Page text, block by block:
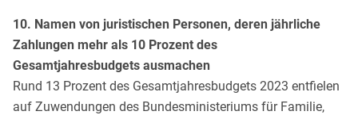
10. Namen von juristischen Personen, deren jährliche
Zahlungen mehr als 10 Prozent des
Gesamtjahresbudgets ausmachen
Rund 13 Prozent des Gesamtjahresbudgets 2023 entfielen
auf Zuwendungen des Bundesministeriums für Familie,